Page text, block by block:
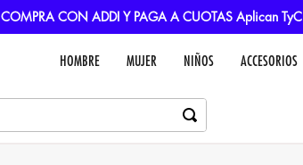
COMPRA CON ADDI Y PAGA A CUOTAS Aplican TyC
HOMBRE MUJER NIÑOS ACCESORIOS